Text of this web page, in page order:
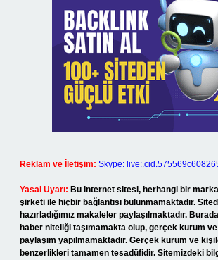
Reklam ve İletişim: Skype:
Yasal Uyarı: Bu internet sitesi, herhangi bir
şirketi ile hiçbir bağlantısı bulunmamaktadır.
hazırladığımız makaleler paylaşılmaktadır.
haber niteliği taşımamakta olup, gerçek kurum
paylaşım yapılmamaktadır. Gerçek kurum ve
benzerlikleri tamamen tesadüfidir. Sitemizdeki